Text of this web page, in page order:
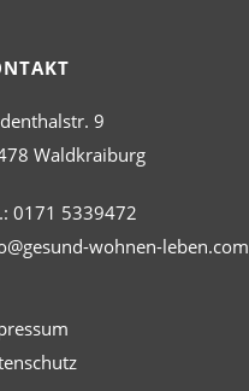
9
Waldkraiburg
0171 5339472
wohnen-leben.com